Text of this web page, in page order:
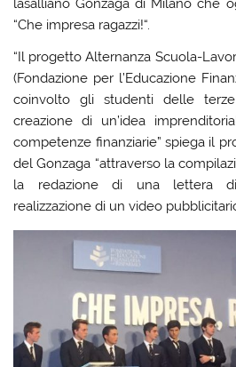
lasalliano Gonzaga di Milano che
“Che impresa ragazzi!“.
“Il progetto Alternanza Scuola-
(Fondazione per l’Educazione
coinvolto gli studenti delle
creazione di un’idea
competenze finanziarie” spiega il
del Gonzaga “attraverso la
la redazione di una lettera
realizzazione di un video